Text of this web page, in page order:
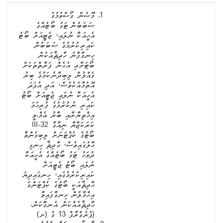
މޫސުން ގޯސްވުމުގެ
ސަބަބުން ޓަގު ބޯޓެއްގެ
އެހީއަކާ ނުލައި، ޖެޓީއަށް ބޯޓު
ކައިރިކުރުމުގެ ސަބަބުން
ހިނގާފާނެ ހާދިޘާއަކުން
ބޯޓަށާއި އެހެން ފަރާތްތަކަށް
ގެއްލުން ލިބިދާނެކަމުގެ ބިރު
އޮތުމާއެކުވެސް، އަދި އެފަދަ
އެހީއަކާ ނުލައި ޖެޓީއަށް ބޯޓު
ކައިރި ނުކުރުމުގެ ފުރިހަމަ
އިޚްތިޔާރާއި ބާރު އެމް.ވީ
ކަރަކަޖާޔާ ނިއާގާ 32-III
ބޯޓުގެ ކެޕްޓަނަށް ލިބިގެންވާ
ޙާލުގައިވެސް، ޙާދިޘާ ހިނގި
ދުވަހު ޓަގު ބޯޓެއްގެ އެހީއަކާ
ނުލައި ބޯޓު ޖެޓީއަށް
ކައިރިކުރުމުގައި، ހިނގައިދިޔަ
ޙާދިޘާއަކީ ބޯޓުގެ ކެޕްޓަންގެ
އިހްމާލުން ހިނގާފައިވާ
ޙާދިޘާއެއްކަން އެނގޭކަން.
(ޕެރެގްރާފް 13 ގެ (ށ)